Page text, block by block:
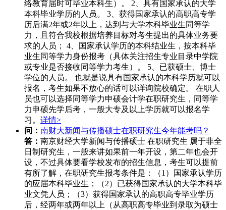
络教育届时可毕业本科生）。 2、具有国家承认的大学
本科毕业学历的人员。 3、获得国家承认的高职高专学
历后满2年或2年以上，达到与大学本科毕业生同等学
力，且符合我校根据培养目标对考生提出的具体业务要
求的人员； 4、国家承认学历的本科结业生，按本科毕
业生同等学力身份报考（具体关注招生专业目录中学院
或专业是否接收同等学力考生）。 5、已获硕士、博士
学位的人员。 也就是说具有国家承认的本科学历就可以
报名，考生如果不放心的话可以详询院校确定。 在职人
员也可以选择同等学力申硕会计学在职研究生，同等学
力申硕先学后考，一般大专及以上学历就可以报名学
习。 详情>
问： 南财大新闻与传播硕士在职研究生今年能考吗？
答： 南京财经大学新闻与传播硕士 在职研究生 属于非全
日制研究生，一般来讲如果前一年开设，第二年也会开
设，不过具体要看学校发布的招生信息，考生可以提前
有所了解，在职研究生报考条件是：（1）国家承认学历
的应届本科毕业生；（2）已获得国家承认的大学本科毕
业文凭人员；（3）获得国家承认的高职高专毕业学历
后，经两年或两年以上（从高职高专毕业到录取为硕士